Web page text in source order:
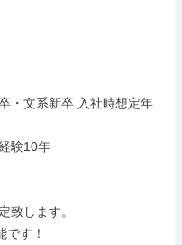
・文系新卒 入社時想定年
験10年
致します。
す！